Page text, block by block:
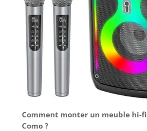
Comment monter un meuble hi-
Como ?